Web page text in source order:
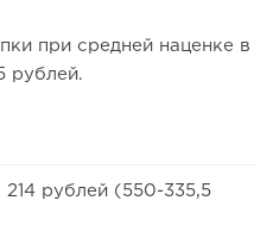
при средней наценке в
рублей.
рублей (550-335,5